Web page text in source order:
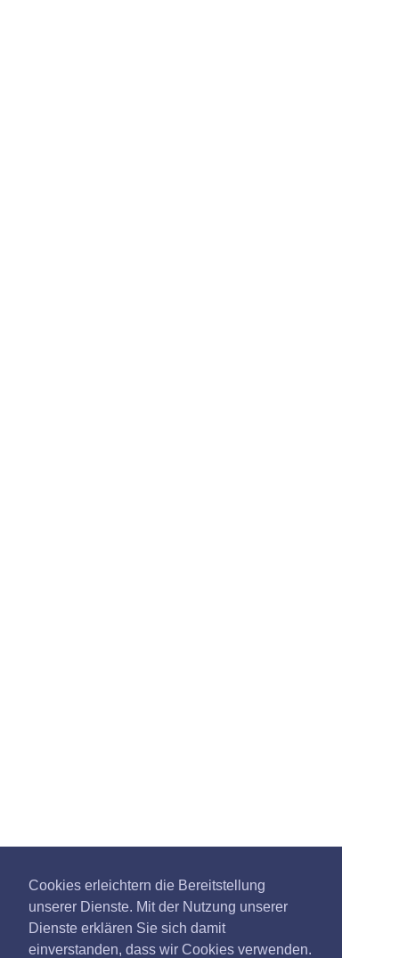
Cookies erleichtern die Bereitstellung
unserer Dienste. Mit der Nutzung unserer
Dienste erklären Sie sich damit
einverstanden, dass wir Cookies verwenden.